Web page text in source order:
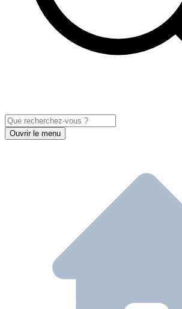
Ouvrir le menu